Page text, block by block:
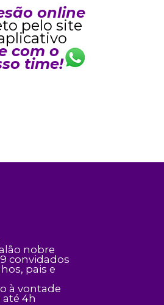
online
pelo site
com o
time!
nobre
convidados
pais e
à vontade
4h